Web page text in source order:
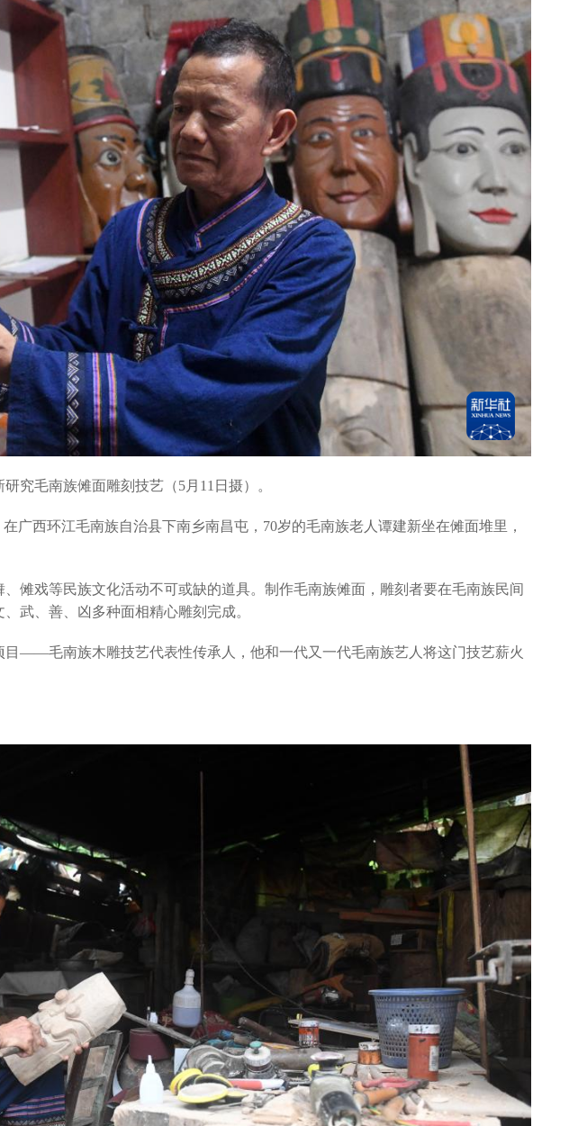
毛南族傩面雕刻技艺（5月11日摄）。
在广西环江毛南族自治县下南乡南昌屯，70岁的毛南族老人谭建新坐在傩面堆里，
戏等民族文化活动不可或缺的道具。制作毛南族傩面，雕刻者要在毛南族民间
武、善、凶多种面相精心雕刻完成。
——毛南族木雕技艺代表性传承人，他和一代又一代毛南族艺人将这门技艺薪火